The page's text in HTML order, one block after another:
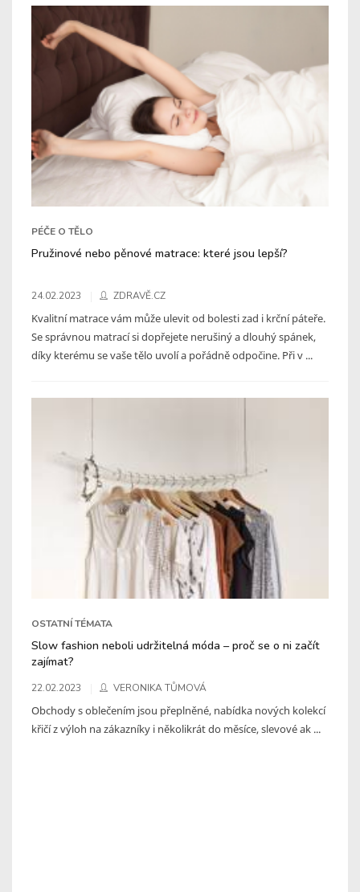
PÉČE O TĚLO
Pružinové nebo pěnové matrace: které jsou lepší?
24.02.2023 ZDRAVĚ.CZ
Kvalitní matrace vám může ulevit od bolesti zad i krční páteře.
Se správnou matrací si dopřejete nerušiný a dlouhý spánek,
díky kterému se vaše tělo uvolí a pořádně odpočine. Při v ...
OSTATNÍ TÉMATA
Slow fashion neboli udržitelná móda – proč se o ni začít
zajímat?
22.02.2023 VERONIKA TŮMOVÁ
Obchody s oblečením jsou přeplněné, nabídka nových kolekcí
křičí z výloh na zákazníky i několikrát do měsíce, slevové ak ...